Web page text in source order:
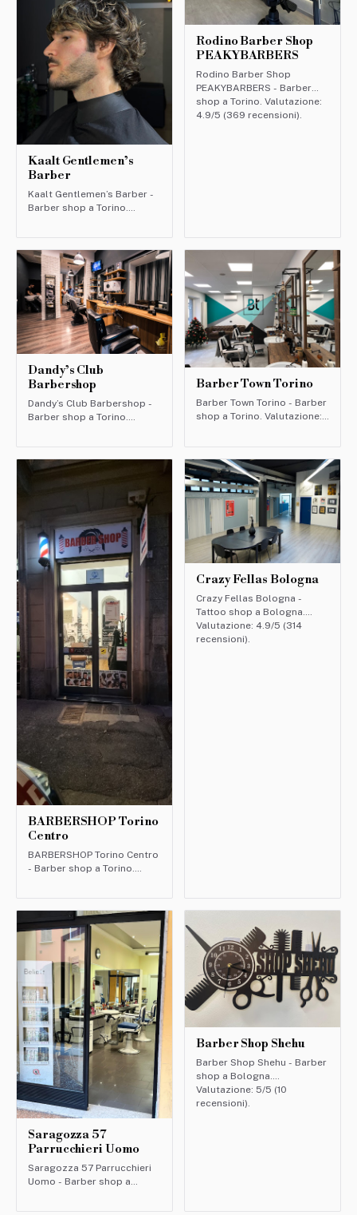
Kaalt Gentlemen’s
Barber
Kaalt Gentlemen’s Barber -
Barber shop a Torino.
Rodino Barber Shop
PEAKYBARBERS
Rodino Barber Shop
PEAKYBARBERS - Barber
shop a Torino. Valutazione:
4.9/5 (369 recensioni).
Dandy’s Club
Barbershop
Dandy’s Club Barbershop -
Barber shop a Torino.
Barber Town Torino
Barber Town Torino - Barber
shop a Torino. Valutazione:
BARBERSHOP Torino
Centro
BARBERSHOP Torino Centro
- Barber shop a Torino.
Crazy Fellas Bologna
Crazy Fellas Bologna -
Tattoo shop a Bologna.
Valutazione: 4.9/5 (314
recensioni).
Saragozza 57
Parrucchieri Uomo
Saragozza 57 Parrucchieri
Uomo - Barber shop a
Barber Shop Shehu
Barber Shop Shehu - Barber
shop a Bologna.
Valutazione: 5/5 (10
recensioni).